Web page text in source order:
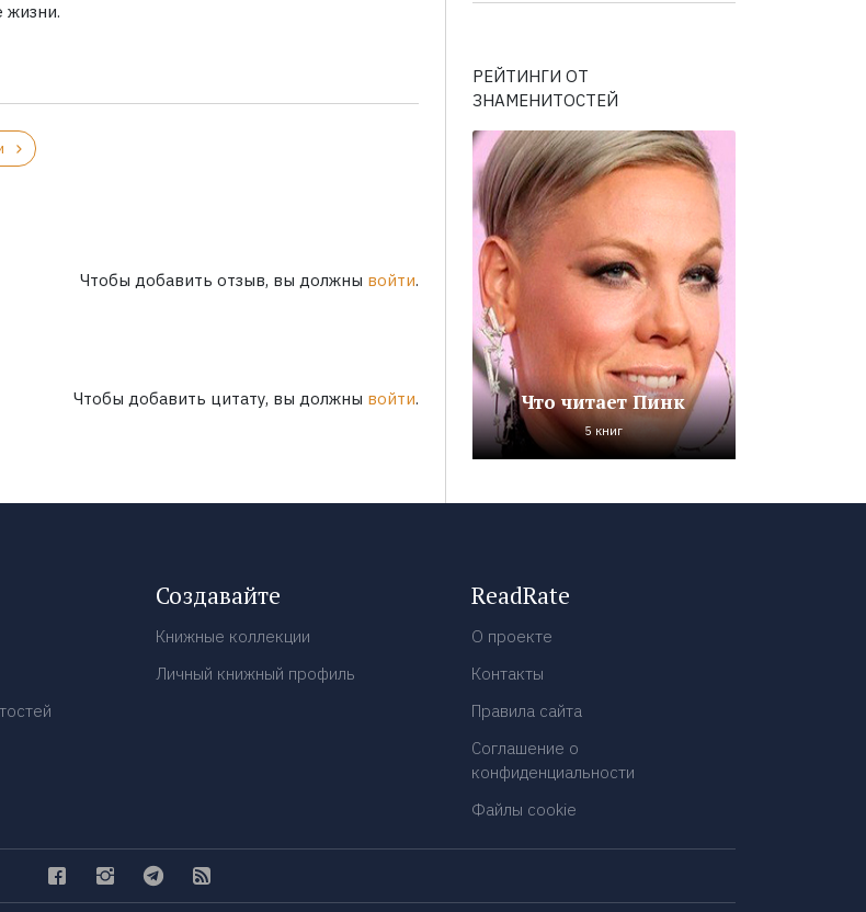
жизни.
Чтобы добавить отзыв, вы должны войти.
Чтобы добавить цитату, вы должны войти.
РЕЙТИНГИ ОТ
ЗНАМЕНИТОСТЕЙ
Что читает Пинк
5 книг
Создавайте
Книжные коллекции
Личный книжный профиль
ReadRate
О проекте
Контакты
Правила сайта
Соглашение о
конфиденциальности
Файлы cookie